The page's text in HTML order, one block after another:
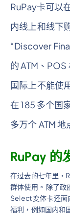
RuPay卡可以
内线上和线下
“Discover
的 ATM、
国际上不能使
在 185 多个国
多万个 ATM 地
RuPay 的
在过去的七年里，
群体使用。 除了
Select 变体卡还面
福利，例如国内和